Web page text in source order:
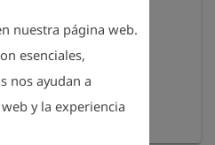
nuestra página web.
esenciales,
nos ayudan a
y la experiencia